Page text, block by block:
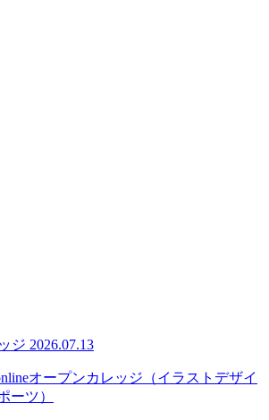
ジ 2026.07.13
オープンカレッジ（イラストデザイ
ーツ）